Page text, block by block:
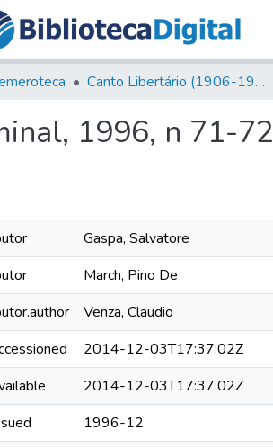
Canto Libertário (1906-1995)
1996, n 71-72
Gaspa, Salvatore
March, Pino De
Venza, Claudio
2014-12-03T17:37:02Z
2014-12-03T17:37:02Z
1996-12